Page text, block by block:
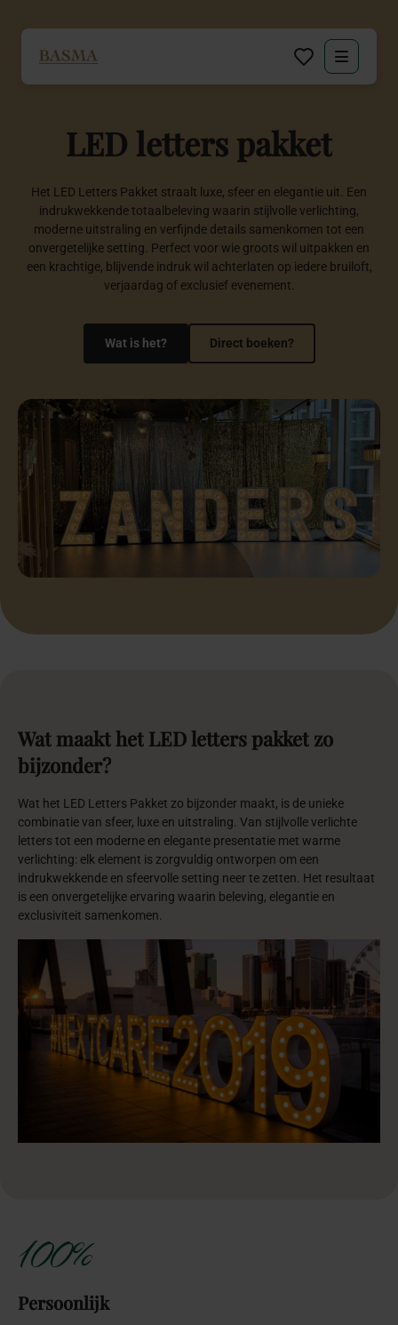
Particulier
Zakelijk
Decoratie huren
Inspiratie
Over BASMA
Contact
LED letters pakket
Het LED Letters Pakket straalt luxe, sfeer en elegantie uit. Een
indrukwekkende totaalbeleving waarin stijlvolle verlichting,
moderne uitstraling en verfijnde details samenkomen tot een
onvergetelijke setting. Perfect voor wie groots wil uitpakken en
een krachtige, blijvende indruk wil achterlaten op iedere bruiloft,
verjaardag of exclusief evenement.
Wat is het? Direct boeken?
Wat maakthet LEDletterspakket zo
bijzonder?
Wat het LED Letters Pakket zo bijzonder maakt, is de unieke
combinatie van sfeer, luxe en uitstraling. Van stijlvolle verlichte
letters tot een moderne en elegante presentatie met warme
verlichting: elk element is zorgvuldig ontworpen om een
indrukwekkende en sfeervolle setting neer te zetten. Het resultaat
is een onvergetelijke ervaring waarin beleving, elegantie en
exclusiviteit samenkomen.
100%
Persoonlijk